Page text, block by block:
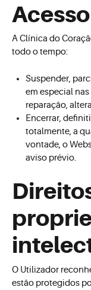
A Clínica do
todo o tempo:
Suspender,
em especial
reparação,
Encerrar,
totalmente, a
vontade, o
aviso prévio.
O Utilizador
estão protegidos